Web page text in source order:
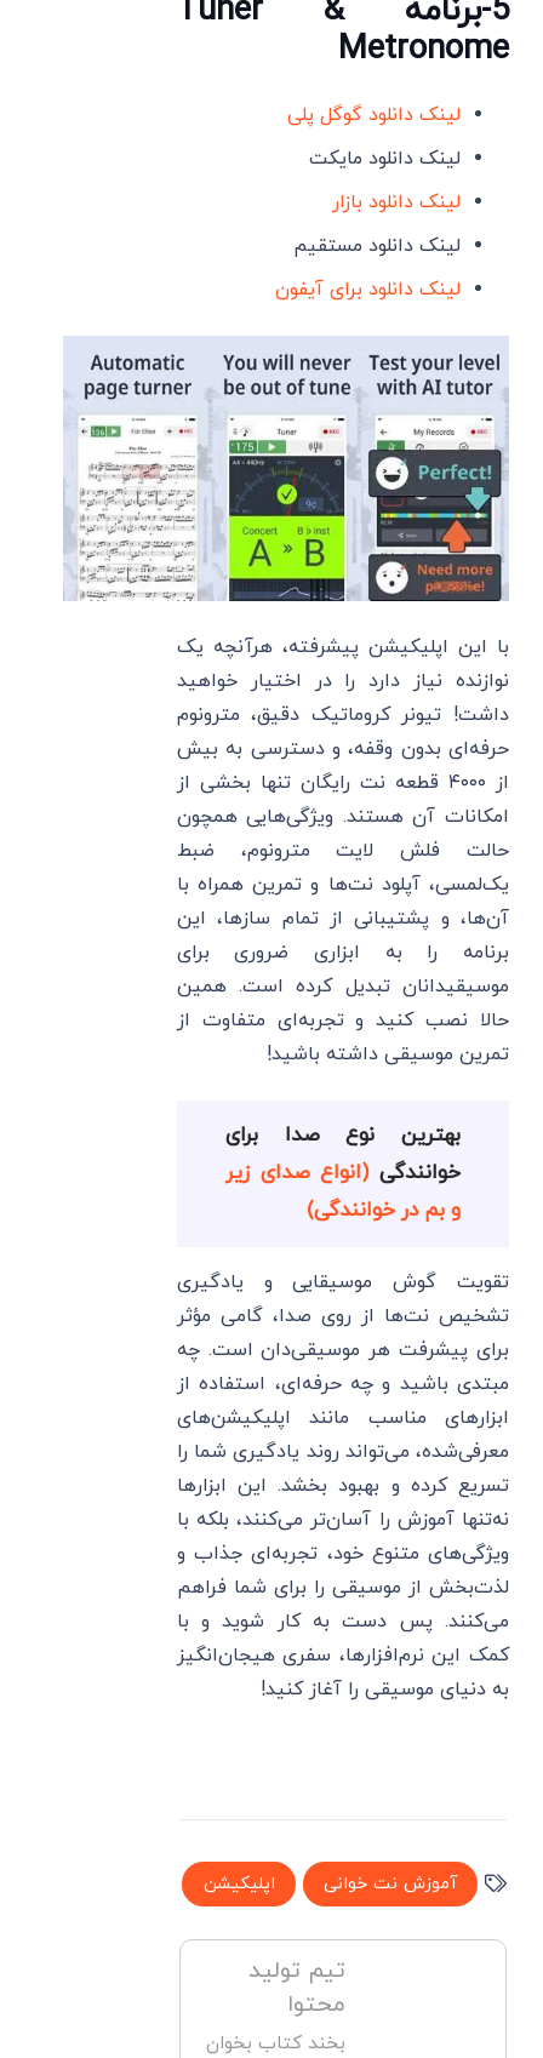
5-برنامه Tuner &
Metronome
لینک دانلود گوگل پلی
لینک دانلود مایکت
لینک دانلود بازار
لینک دانلود مستقیم
لینک دانلود برای آیفون
با این اپلیکیشن پیشرفته، هرآنچه یک
نوازنده نیاز دارد را در اختیار خواهید
داشت! تیونر کروماتیک دقیق، مترونوم
حرفه‌ای بدون وقفه، و دسترسی به بیش
از ۴۰۰۰ قطعه نت رایگان تنها بخشی از
امکانات آن هستند. ویژگی‌هایی همچون
حالت فلش لایت مترونوم، ضبط
یک‌لمسی، آپلود نت‌ها و تمرین همراه با
آن‌ها، و پشتیبانی از تمام سازها، این
برنامه را به ابزاری ضروری برای
موسیقیدانان تبدیل کرده است. همین
حالا نصب کنید و تجربه‌ای متفاوت از
تمرین موسیقی داشته باشید!
بهترین نوع صدا برای
خوانندگی (انواع صدای زیر
و بم در خوانندگی)
تقویت گوش موسیقایی و یادگیری
تشخیص نت‌ها از روی صدا، گامی مؤثر
برای پیشرفت هر موسیقی‌دان است. چه
مبتدی باشید و چه حرفه‌ای، استفاده از
ابزارهای مناسب مانند اپلیکیشن‌های
معرفی‌شده، می‌تواند روند یادگیری شما را
تسریع کرده و بهبود بخشد. این ابزارها
نه‌تنها آموزش را آسان‌تر می‌کنند، بلکه با
ویژگی‌های متنوع خود، تجربه‌ای جذاب و
لذت‌بخش از موسیقی را برای شما فراهم
می‌کنند. پس دست به کار شوید و با
کمک این نرم‌افزارها، سفری هیجان‌انگیز
به دنیای موسیقی را آغاز کنید!
آموزش نت خوانی اپلیکیشن
تیم تولید
محتوا
بخند کتاب بخوان